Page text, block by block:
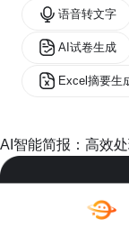
语音转文字
AI试卷生成
Excel摘要生
AI智能简报：高效